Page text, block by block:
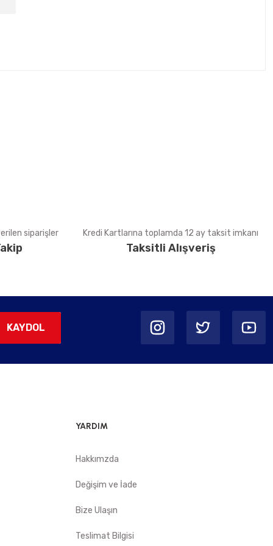
siparişler Kredi Kartlarına toplamda 12 ay taksit imkanı
Taksitli Alışveriş
KAYDOL
YARDIM
Hakkımzda
Değişim ve İade
Bize Ulaşın
Teslimat Bilgisi